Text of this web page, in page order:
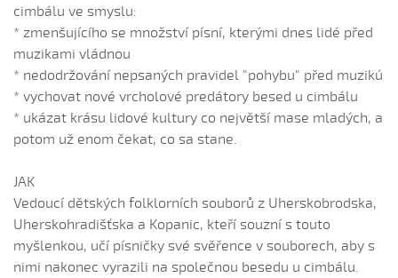
cimbálu ve smyslu:
* zmenšujícího se množství písní, kterými dnes lidé před
muzikami vládnou
* nedodržování nepsaných pravidel "pohybu" před muzikú
* vychovat nové vrcholové predátory besed u cimbálu
* ukázat krásu lidové kultury co největší mase mladých, a
potom už enom čekat, co sa stane.
JAK
Vedoucí dětských folklorních souborů z Uherskobrodska,
Uherskohradišťska a Kopanic, kteří souzní s touto
myšlenkou, učí písničky své svěřence v souborech, aby s
nimi nakonec vyrazili na společnou besedu u cimbálu.